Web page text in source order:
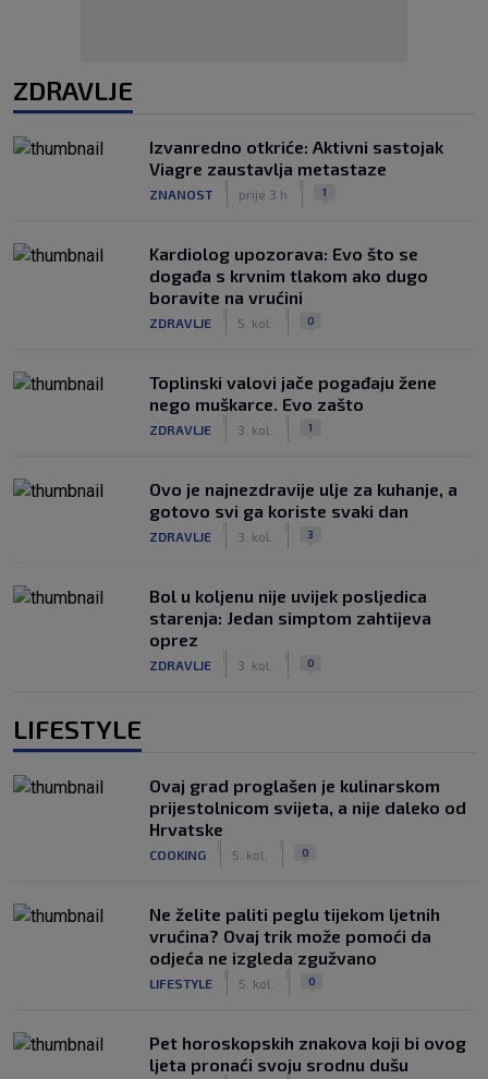
ZDRAVLJE
Izvanredno otkriće: Aktivni sastojak
Viagre zaustavlja metastaze
ZNANOST prije 3 h 1
Kardiolog upozorava: Evo što se
događa s krvnim tlakom ako dugo
boravite na vrućini
ZDRAVLJE 5. kol. 0
Toplinski valovi jače pogađaju žene
nego muškarce. Evo zašto
ZDRAVLJE 3. kol. 1
Ovo je najnezdravije ulje za kuhanje, a
gotovo svi ga koriste svaki dan
ZDRAVLJE 3. kol. 3
Bol u koljenu nije uvijek posljedica
starenja: Jedan simptom zahtijeva
oprez
ZDRAVLJE 3. kol. 0
LIFESTYLE
Ovaj grad proglašen je kulinarskom
prijestolnicom svijeta, a nije daleko od
Hrvatske
COOKING 5. kol. 0
Ne želite paliti peglu tijekom ljetnih
vrućina? Ovaj trik može pomoći da
odjeća ne izgleda zgužvano
LIFESTYLE 5. kol. 0
Pet horoskopskih znakova koji bi ovog
ljeta pronaći svoju srodnu dušu